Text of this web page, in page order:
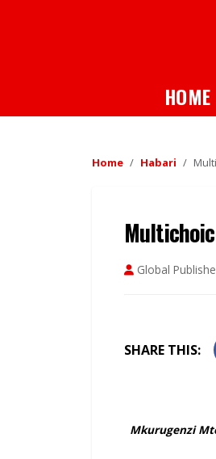
HOME
Home Habari
Global
SHARE THIS:
Mkurugenzi